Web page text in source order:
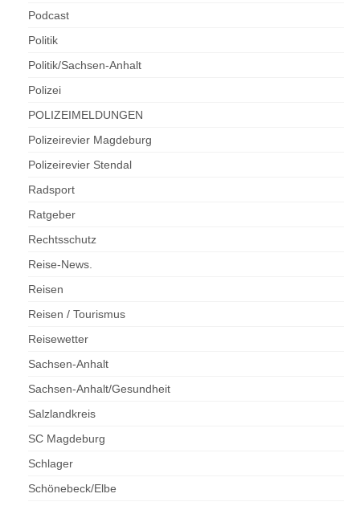
Podcast
Politik
Politik/Sachsen-Anhalt
Polizei
POLIZEIMELDUNGEN
Polizeirevier Magdeburg
Polizeirevier Stendal
Radsport
Ratgeber
Rechtsschutz
Reise-News.
Reisen
Reisen / Tourismus
Reisewetter
Sachsen-Anhalt
Sachsen-Anhalt/Gesundheit
Salzlandkreis
SC Magdeburg
Schlager
Schönebeck/Elbe